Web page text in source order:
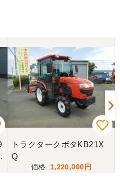
て頂きありがとうございま
際はよろしくお願いします。
討している時に偶然大きさ稼
たので決めました、その後は
検討してましたが何度かやり
うでしたのでコンバインの写
せていただきました、まだ実
確認などして問題はなさそう
しみです、ありがとう御座い
トラクタークボタKB21X
Q
1,220,000